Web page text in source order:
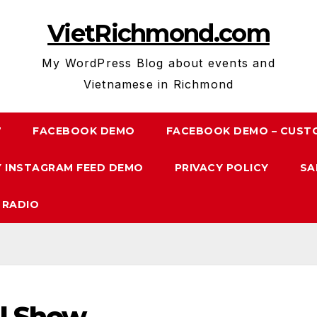
VietRichmond.com
My WordPress Blog about events and
Vietnamese in Richmond
FACEBOOK DEMO FACEBOOK DEMO –
INSTAGRAM FEED DEMO PRIVACY POLICY